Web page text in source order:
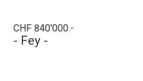
CHF 840'000.-
- Fey -